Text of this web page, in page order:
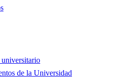
universitario
de la Universidad